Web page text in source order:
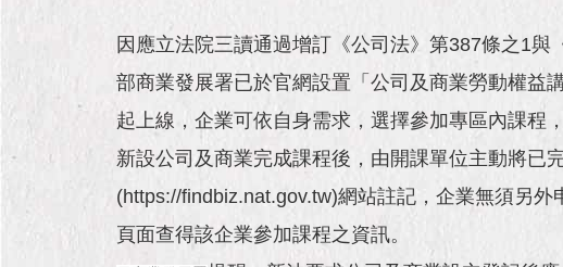
因應立法院三讀通過增訂《公司法》第387條之1
部商業發展署已於官網設置「公司及商業勞動權益
起上線，企業可依自身需求，選擇參加專區內課程
新設公司及商業完成課程後，由開課單位主動將已
(https://findbiz.nat.gov.tw)網站註記，企業無須另
頁面查得該企業參加課程之資訊。